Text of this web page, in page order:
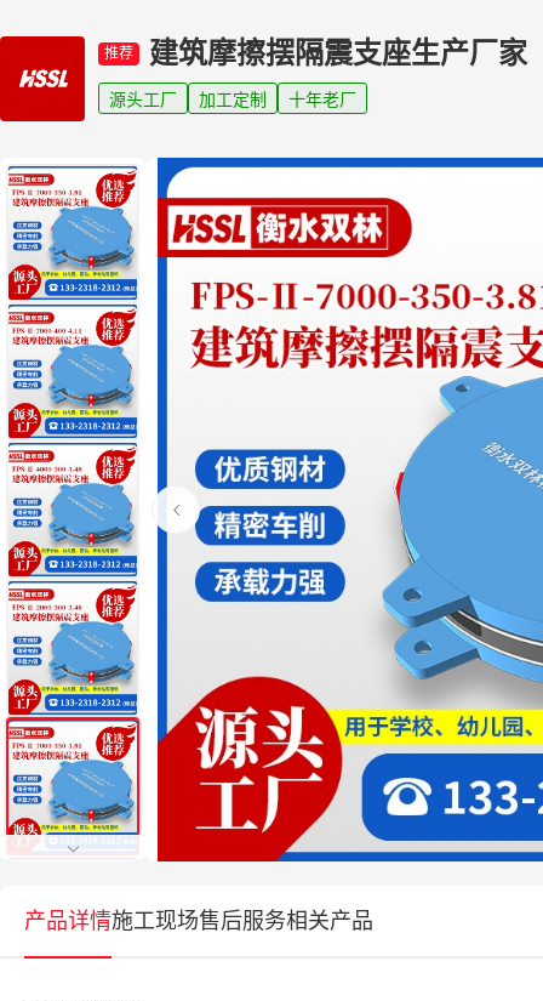
推荐 建筑摩擦摆隔震支座生产厂家
源头工厂 加工定制 十年老厂
产品详情施工现场售后服务相关产品